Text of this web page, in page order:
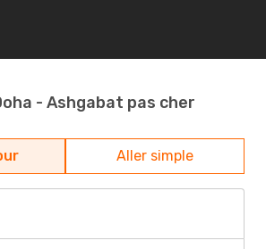
- Ashgabat pas cher
Aller simple